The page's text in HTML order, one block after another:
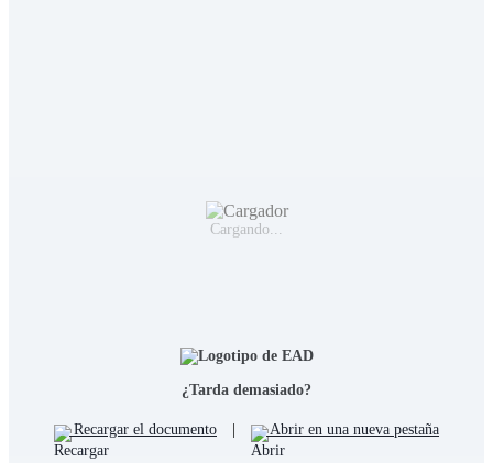
Cargando...
¿Tarda demasiado?
Recargar el documento Abrir en una nueva pestaña